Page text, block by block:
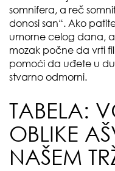
somnifera, a reč
donosi san“. Ako
umorne celog dana,
mozak počne da vrti
pomoći da uđete u
stvarno odmorni.
TABELA:
OBLIKE
NAŠEM